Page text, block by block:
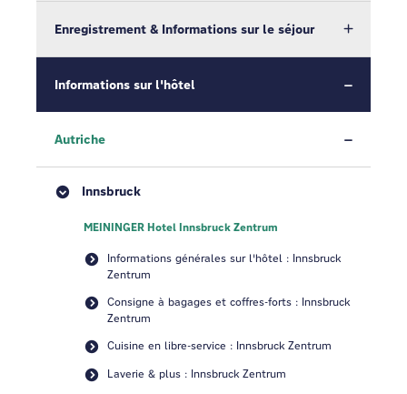
Enregistrement & Informations sur le séjour
Informations sur l'hôtel
Autriche
Innsbruck
MEININGER Hotel Innsbruck Zentrum
Informations générales sur l'hôtel : Innsbruck
Zentrum
Consigne à bagages et coffres-forts : Innsbruck
Zentrum
Cuisine en libre-service : Innsbruck Zentrum
Laverie & plus : Innsbruck Zentrum